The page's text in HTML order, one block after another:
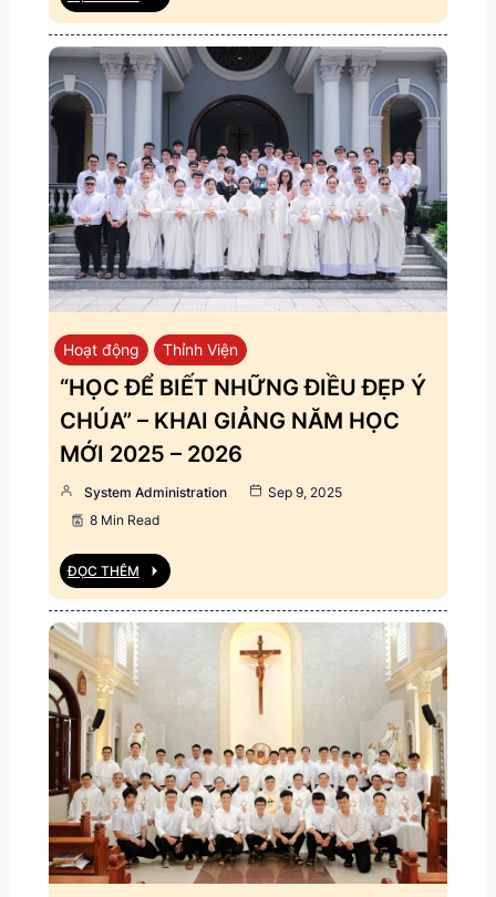
Hoạt động Thỉnh Viện
“HỌC ĐỂ BIẾT NHỮNG ĐIỀU ĐẸP Ý
CHÚA” – KHAI GIẢNG NĂM HỌC
MỚI 2025 – 2026
System Administration
Sep 9, 2025
8 Min Read
ĐỌC THÊM